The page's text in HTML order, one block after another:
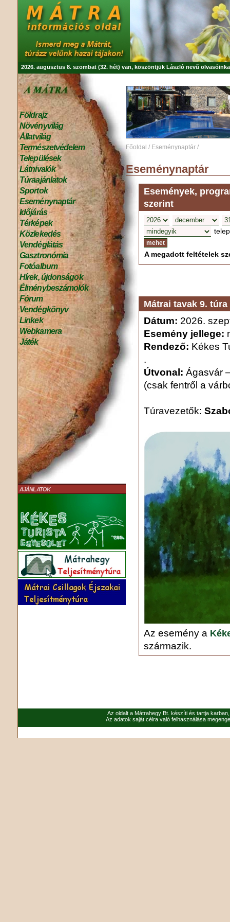
2026. augusztus 8. szombat (32. hét) van, köszöntjük László nevű
Földrajz
Növényvilág
Állatvilág
Természetvédelem
Települések
Látnivalók
Túraajánlatok
Sportok
Eseménynaptár
Időjárás
Térképek
Közlekedés
Vendéglátás
Gasztronómia
Fotóalbum
Hírek, újdonságok
Élménybeszámolók
Fórum
Vendégkönyv
Linkek
Webkamera
Játék
AJÁNLATOK
Főoldal / Eseménynaptár /
Eseménynaptár
Események,
szerint
A megadott feltételek
Mátrai tavak 9. túra
Dátum: 2026.
Esemény jellege:
Rendező: Kékes
.
Útvonal: Ágasvár
(csak fentről a
Túravezetők:
Az esemény a
származik.
Az oldalt a Mátrahegy Bt. készíti és tartja
Az adatok saját célra való felhasználása